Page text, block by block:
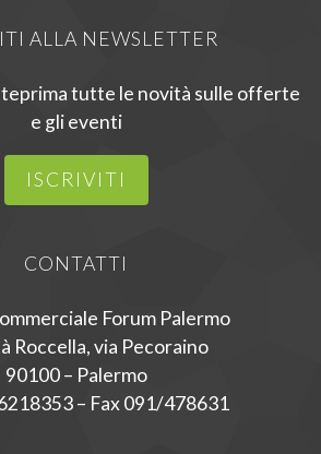
ALLA NEWSLETTER
tutte le novità sulle offerte
e gli eventi
ISCRIVITI
CONTATTI
Forum Palermo
Roccella, via Pecoraino
90100 – Palermo
– Fax 091/478631